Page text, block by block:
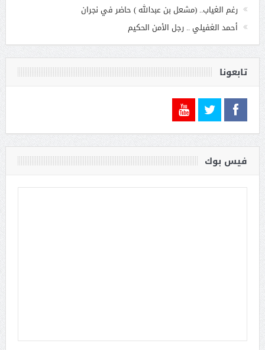
رغم الغياب.. (مشعل بن عبدالله ) حاضر في نجران
أحمد الغفيلي .. رجل الأمن الحكيم
تابعونا
فيس بوك